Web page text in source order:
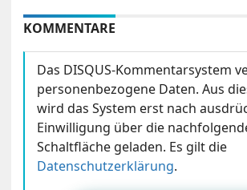
KOMMENTARE
Das DISQUS-Kommentarsystem
personenbezogene Daten. Aus
wird das System erst nach
Einwilligung über die
Schaltfläche geladen. Es gilt die
Datenschutzerklärung.